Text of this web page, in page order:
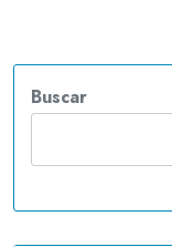
Buscar